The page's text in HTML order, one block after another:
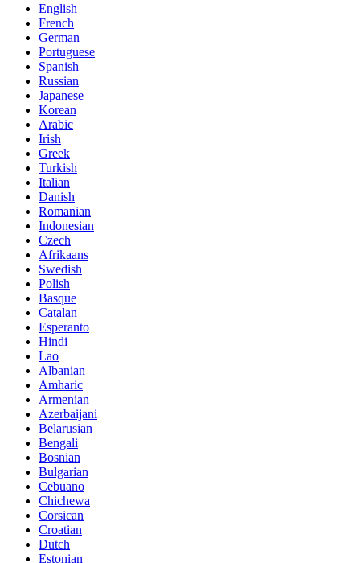
English
French
German
Portuguese
Spanish
Russian
Japanese
Korean
Arabic
Irish
Greek
Turkish
Italian
Danish
Romanian
Indonesian
Czech
Afrikaans
Swedish
Polish
Basque
Catalan
Esperanto
Hindi
Lao
Albanian
Amharic
Armenian
Azerbaijani
Belarusian
Bengali
Bosnian
Bulgarian
Cebuano
Chichewa
Corsican
Croatian
Dutch
Estonian